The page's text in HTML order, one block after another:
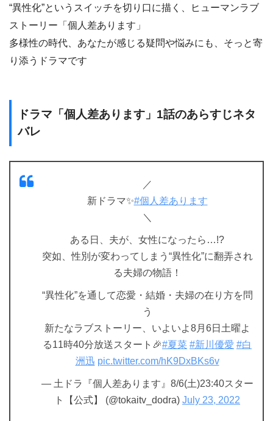
“異性化”というスイッチを切り口に描く、ヒューマンラブ
ストーリー「個人差あります」
多様性の時代、あなたが感じる疑問や悩みにも、そっと寄
り添うドラマです
ドラマ「個人差あります」1話のあらすじネタ
バレ
／
新ドラマ✨#個人差あります
＼
ある日、夫が、女性になったら…!?
突如、性別が変わってしまう“異性化”に翻弄され
る夫婦の物語！
“異性化”を通して恋愛・結婚・夫婦の在り方を問
う
新たなラブストーリー、いよいよ8月6日土曜よ
る11時40分放送スタート🎉#夏菜 #新川優愛 #白
洲迅 pic.twitter.com/hK9DxBKs6v
— 土ドラ『個人差あります』8/6(土)23:40スター
ト【公式】 (@tokaitv_dodra) July 23, 2022